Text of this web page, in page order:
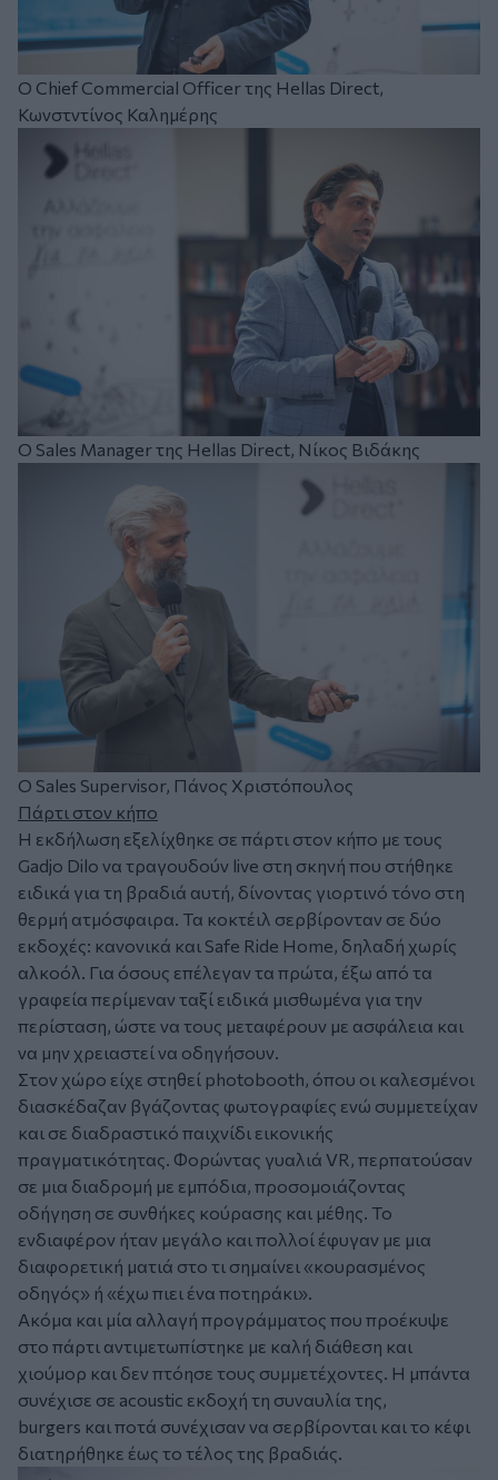
O Chief Commercial Officer της Hellas Direct,
Κωνστντίνος Καλημέρης
Ο Sales Manager της Hellas Direct, Νίκος Βιδάκης
Ο Sales Supervisor, Πάνος Χριστόπουλος
Πάρτι στον κήπο
Η εκδήλωση εξελίχθηκε σε πάρτι στον κήπο με τους
Gadjo Dilo να τραγουδούν live στη σκηνή που στήθηκε
ειδικά για τη βραδιά αυτή, δίνοντας γιορτινό τόνο στη
θερμή ατμόσφαιρα. Τα κοκτέιλ σερβίρονταν σε δύο
εκδοχές: κανονικά και Safe Ride Home, δηλαδή χωρίς
αλκοόλ. Για όσους επέλεγαν τα πρώτα, έξω από τα
γραφεία περίμεναν ταξί ειδικά μισθωμένα για την
περίσταση, ώστε να τους μεταφέρουν με ασφάλεια και
να μην χρειαστεί να οδηγήσουν.
Στον χώρο είχε στηθεί photobooth, όπου οι καλεσμένοι
διασκέδαζαν βγάζοντας φωτογραφίες ενώ συμμετείχαν
και σε διαδραστικό παιχνίδι εικονικής
πραγματικότητας. Φορώντας γυαλιά VR, περπατούσαν
σε μια διαδρομή με εμπόδια, προσομοιάζοντας
οδήγηση σε συνθήκες κούρασης και μέθης. Το
ενδιαφέρον ήταν μεγάλο και πολλοί έφυγαν με μια
διαφορετική ματιά στο τι σημαίνει «κουρασμένος
οδηγός» ή «έχω πιει ένα ποτηράκι».
Ακόμα και μία αλλαγή προγράμματος που προέκυψε
στο πάρτι αντιμετωπίστηκε με καλή διάθεση και
χιούμορ και δεν πτόησε τους συμμετέχοντες. Η μπάντα
συνέχισε σε acoustic εκδοχή τη συναυλία της,
burgers και ποτά συνέχισαν να σερβίρονται και το κέφι
διατηρήθηκε έως το τέλος της βραδιάς.